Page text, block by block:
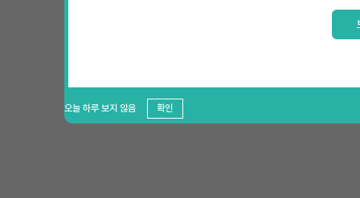
오늘 하루 보지 않음 확인